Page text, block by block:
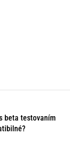
beta testovaním